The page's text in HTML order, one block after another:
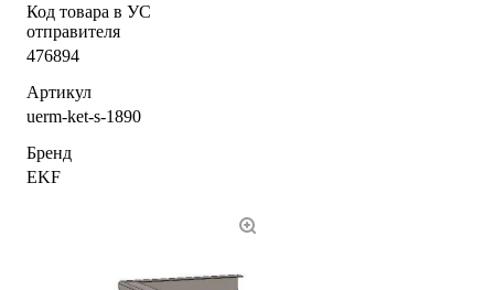
Код товара в УС
отправителя
476894
Артикул
uerm-ket-s-1890
Бренд
EKF